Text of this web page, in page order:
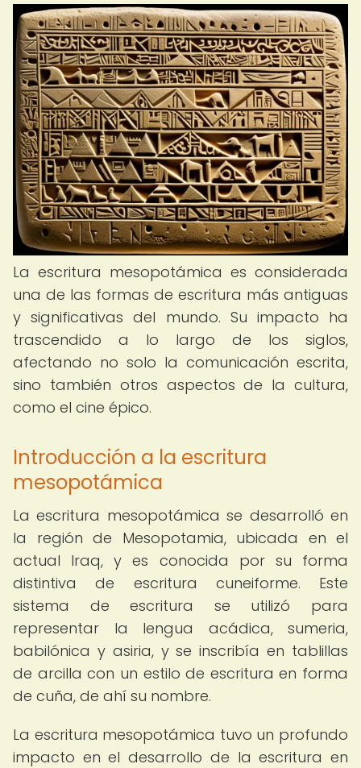
La escritura mesopotámica es considerada
una de las formas de escritura más antiguas
y significativas del mundo. Su impacto ha
trascendido a lo largo de los siglos,
afectando no solo la comunicación escrita,
sino también otros aspectos de la cultura,
como el cine épico.
Introducción a la escritura
mesopotámica
La escritura mesopotámica se desarrolló en
la región de Mesopotamia, ubicada en el
actual Iraq, y es conocida por su forma
distintiva de escritura cuneiforme. Este
sistema de escritura se utilizó para
representar la lengua acádica, sumeria,
babilónica y asiria, y se inscribía en tablillas
de arcilla con un estilo de escritura en forma
de cuña, de ahí su nombre.
La escritura mesopotámica tuvo un profundo
impacto en el desarrollo de la escritura en